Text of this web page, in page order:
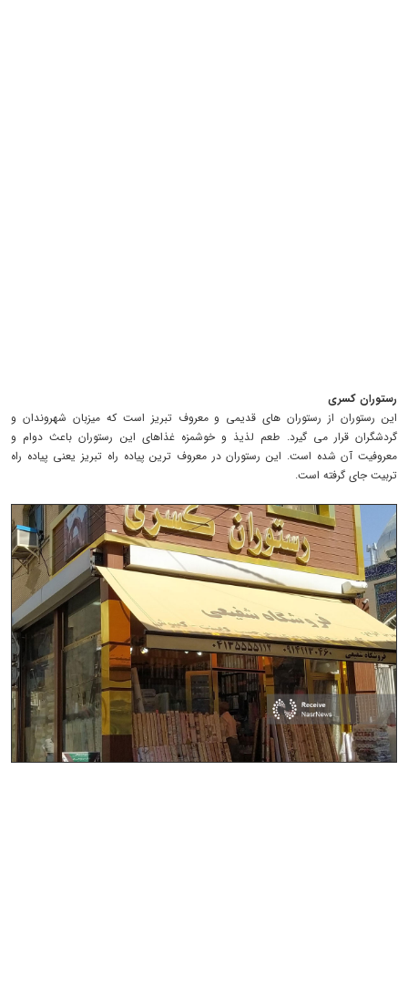
رستوران کسری
این رستوران از رستوران های قدیمی و معروف تبریز است که میزبان شهروندان و
گردشگران قرار می گیرد. طعم لذیذ و خوشمزه غذاهای این رستوران باعث دوام و
معروفیت آن شده است. این رستوران در معروف ترین پیاده راه تبریز یعنی پیاده راه
تربیت جای گرفته است.